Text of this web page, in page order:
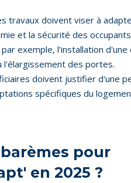
travaux doivent viser à
et la sécurité des
exemple, l'installation d'une
l'élargissement des portes.
doivent justifier d'une
spécifiques du
pour
en 2025 ?